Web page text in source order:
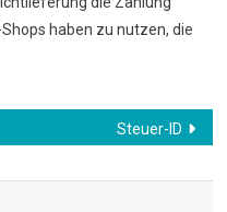
haben zu nutzen, die
Steuer-ID